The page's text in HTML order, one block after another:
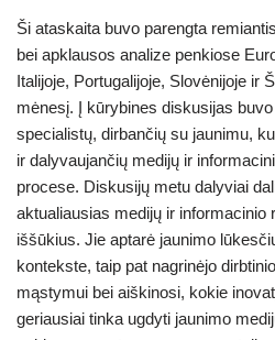
Ši ataskaita buvo parengta
bei apklausos analize penkiose
Italijoje, Portugalijoje, Slovėnijoje ir
mėnesį. Į kūrybines diskusijas
specialistų, dirbančių su jaunimu,
ir dalyvaujančių medijų ir
procese. Diskusijų metu dalyviai
aktualiausias medijų ir informacinio
iššūkius. Jie aptarė jaunimo
kontekste, taip pat nagrinėjo
mąstymui bei aiškinosi, kokie
geriausiai tinka ugdyti jaunimo